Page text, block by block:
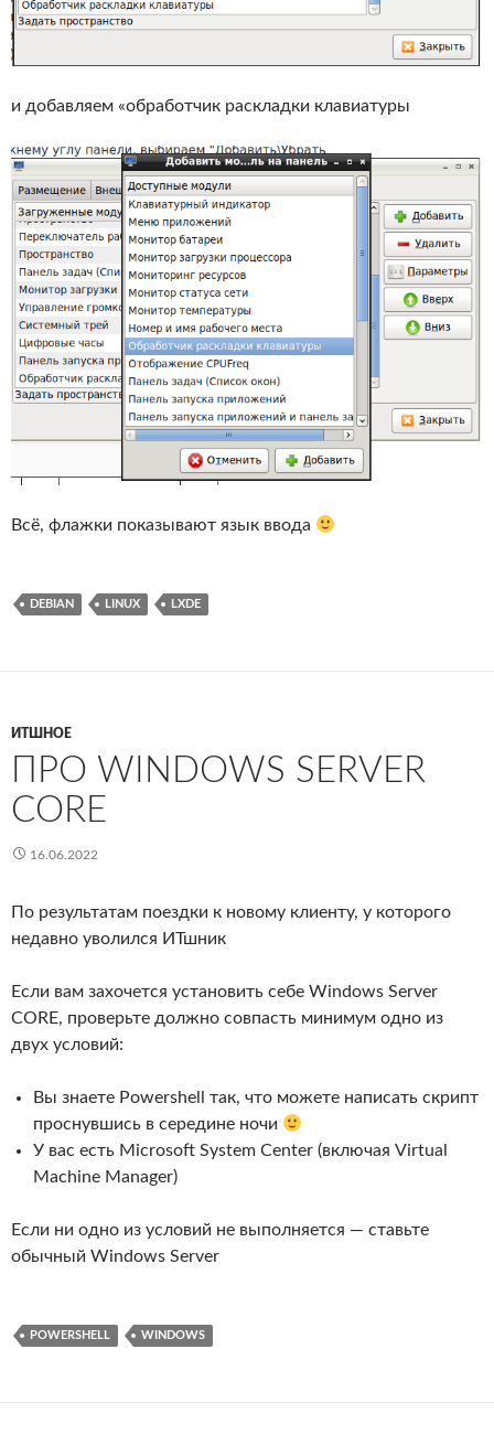
и добавляем «обработчик раскладки клавиатуры
Всё, флажки показывают язык ввода
DEBIAN LINUX LXDE
ИТШНОЕ
ПРО WINDOWS SERVER
CORE
16.06.2022
По результатам поездки к новому клиенту, у которого
недавно уволился ИТшник
Если вам захочется установить себе Windows Server
CORE, проверьте должно совпасть минимум одно из
двух условий:
Вы знаете Powershell так, что можете написать скрипт
проснувшись в середине ночи
У вас есть Microsoft System Center (включая Virtual
Machine Manager)
Если ни одно из условий не выполняется — ставьте
обычный Windows Server
POWERSHELL WINDOWS